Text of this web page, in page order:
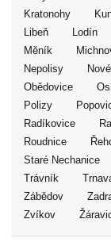
Kratonohy
Libeň
Lodín
Měník
Nepolisy
Obědovice
Polizy
Radíkovice
Roudnice
Staré Nechanice
Trávník
Zábědov
Zvíkov